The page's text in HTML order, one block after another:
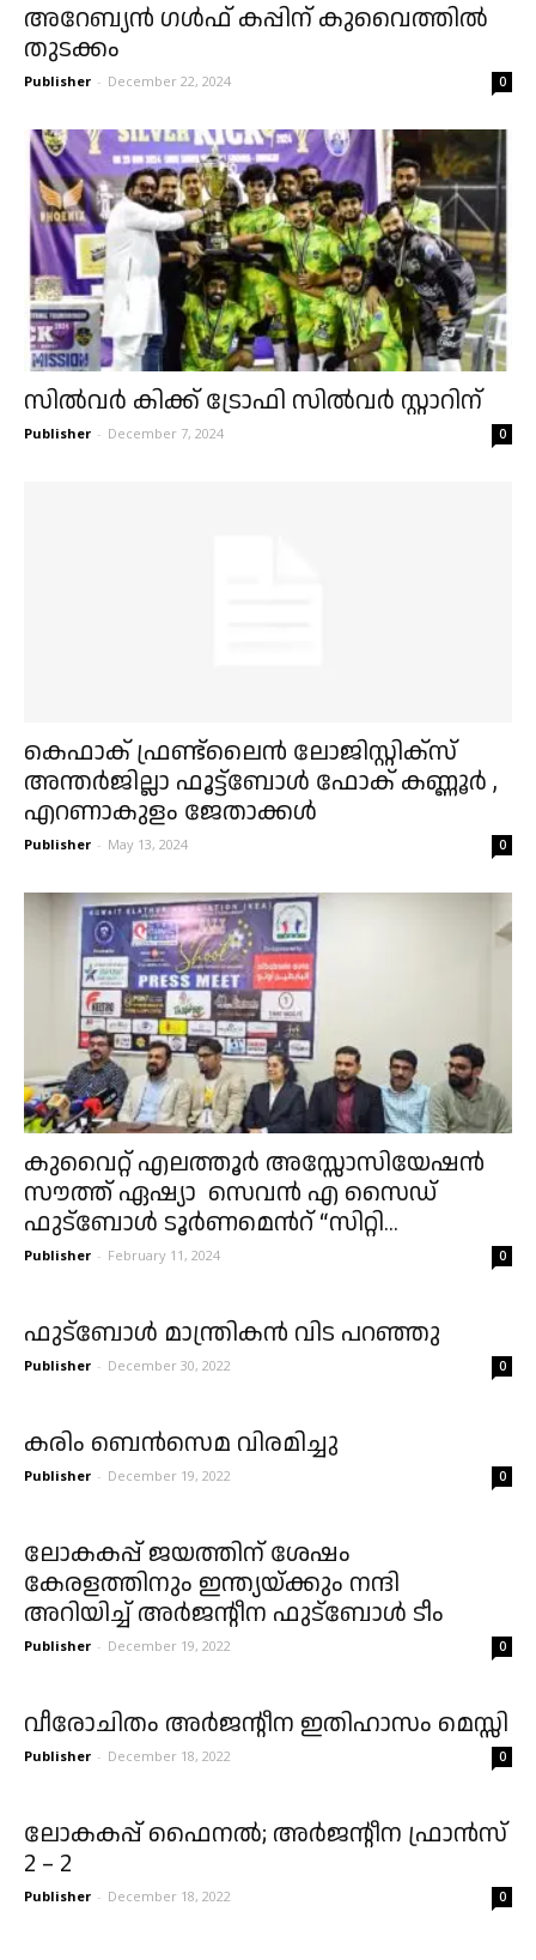
അറേബ്യൻ ഗൾഫ് കപ്പിന് കുവൈത്തിൽ
തുടക്കം
Publisher - December 22, 2024 0
സിൽവർ കിക്ക് ട്രോഫി സിൽവർ സ്റ്റാറിന്
Publisher - December 7, 2024 0
കെഫാക് ഫ്രണ്ട്ലൈൻ ലോജിസ്റ്റിക്സ്
അന്തർജില്ലാ ഫൂട്ട്ബോൾ ഫോക് കണ്ണൂർ ,
എറണാകുളം ജേതാക്കൾ
Publisher - May 13, 2024 0
കുവൈറ്റ് എലത്തൂർ അസ്സോസിയേഷൻ
സൗത്ത് ഏഷ്യാ സെവൻ എ സൈഡ്
ഫുട്ബോൾ ടൂർണമെൻറ് “സിറ്റി...
Publisher - February 11, 2024 0
ഫുട്ബോൾ മാന്ത്രികൻ വിട പറഞ്ഞു
Publisher - December 30, 2022 0
കരിം ബെൻസെമ വിരമിച്ചു
Publisher - December 19, 2022 0
ലോകകപ്പ് ജയത്തിന് ശേഷം
കേരളത്തിനും ഇന്ത്യയ്ക്കും നന്ദി
അറിയിച്ച് അർജന്റീന ഫുട്ബോൾ ടീം
Publisher - December 19, 2022 0
വീരോചിതം അർജന്റീന ഇതിഹാസം മെസ്സി
Publisher - December 18, 2022 0
ലോകകപ്പ് ഫൈനൽ; അർജൻ്റീന ഫ്രാൻസ്
2 – 2
Publisher - December 18, 2022 0